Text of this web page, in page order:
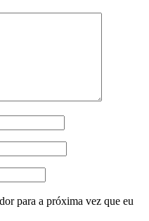
para a próxima vez que eu